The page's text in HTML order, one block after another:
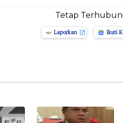
Tetap
Laporkan Ikuti